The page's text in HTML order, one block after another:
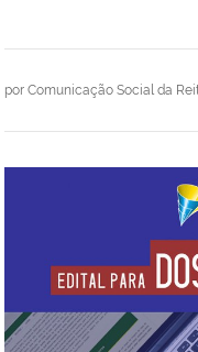
por Comunicação Social da